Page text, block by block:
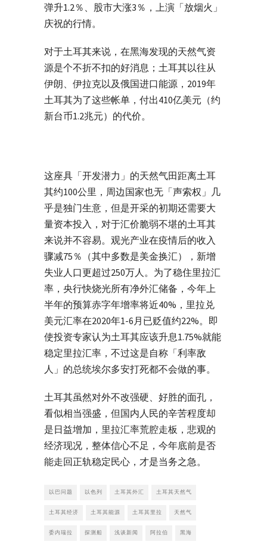
弹升1.2％、股市大涨3％，上演「放烟火」
庆祝的行情。
对于土耳其来说，在黑海发现的天然气资
源是个不折不扣的好消息；土耳其以往从
伊朗、伊拉克以及俄国进口能源，2019年
土耳其为了这些帐单，付出410亿美元（约
新台币1.2兆元）的代价。
这座具「开发潜力」的天然气田距离土耳
其约100公里，周边国家也无「声索权」几
乎是独门生意，但是开采的初期还需要大
量资本投入，对于汇价脆弱不堪的土耳其
来说并不容易。观光产业在疫情后的收入
骤减75％（其中多数是美金换汇），新增
失业人口更超过250万人。为了稳住里拉汇
率，央行快烧光所有净外汇储备，今年上
半年的预算赤字年增率将近40%，里拉兑
美元汇率在2020年1-6月已贬值约22%。即
使投资专家认为土耳其应该升息1.75%就能
稳定里拉汇率，不过这是自称「利率敌
人」的总统埃尔多安打死都不会做的事。
土耳其虽然对外不改强硬、好胜的面孔，
看似相当强盛，但国内人民的辛苦程度却
是日益增加，里拉汇率荒腔走板，悲观的
经济现况，整体信心不足，今年底前是否
能走回正轨稳定民心，才是当务之急。
以巴问题 以色列 土耳其外汇 土耳其天然气
土耳其经济 土耳其能源 土耳其里拉 天然气
委内瑞拉 探测船 浅谈新闻 阿拉伯 黑海